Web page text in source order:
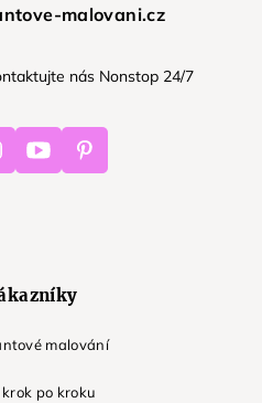
malovani.cz
nás Nonstop 24/7
InstagramYoutube Pinterest
malování
po kroku